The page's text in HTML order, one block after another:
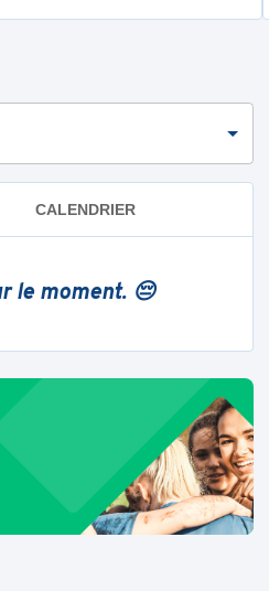
CALENDRIER
le moment. 😔